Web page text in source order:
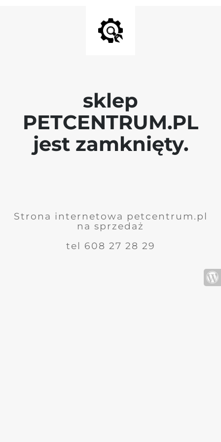
sklep
PETCENTRUM.PL
jest zamknięty.
Strona internetowa petcentrum.pl
na sprzedaż
tel 608 27 28 29